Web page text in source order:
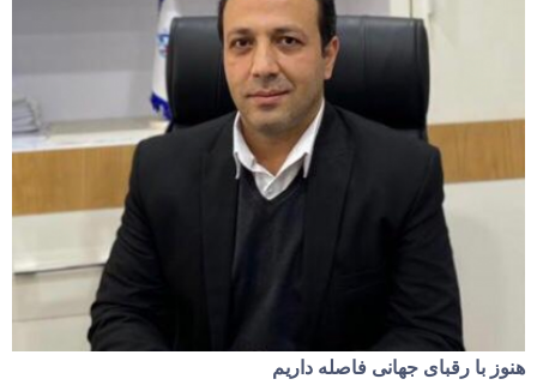
هنوز با رقبای جهانی فاصله داریم